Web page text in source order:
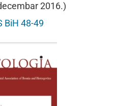
2016.)
BiH 48-49